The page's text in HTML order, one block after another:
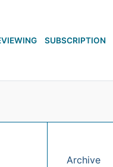
SUBSCRIPTION
Archive